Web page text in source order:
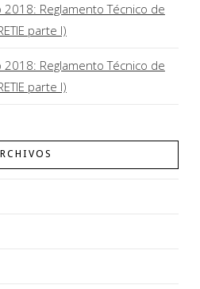
Reglamento Técnico de
parte I)
Reglamento Técnico de
parte I)